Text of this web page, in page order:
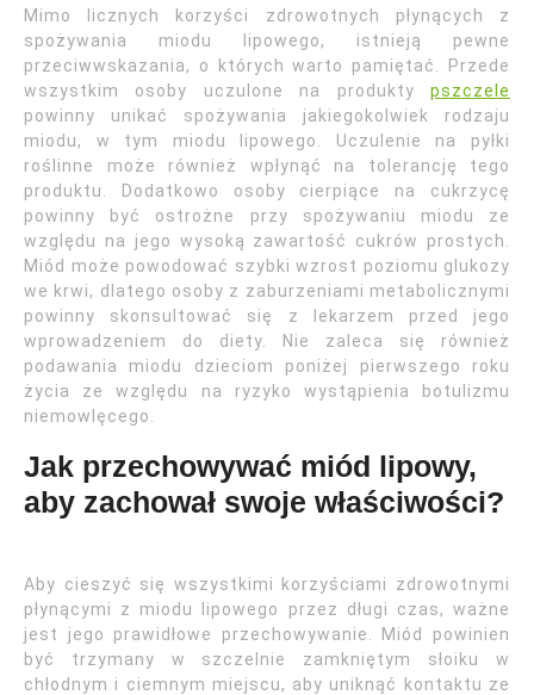
Mimo licznych korzyści zdrowotnych płynących z
spożywania miodu lipowego, istnieją pewne
przeciwwskazania, o których warto pamiętać. Przede
wszystkim osoby uczulone na produkty pszczele
powinny unikać spożywania jakiegokolwiek rodzaju
miodu, w tym miodu lipowego. Uczulenie na pyłki
roślinne może również wpłynąć na tolerancję tego
produktu. Dodatkowo osoby cierpiące na cukrzycę
powinny być ostrożne przy spożywaniu miodu ze
względu na jego wysoką zawartość cukrów prostych.
Miód może powodować szybki wzrost poziomu glukozy
we krwi, dlatego osoby z zaburzeniami metabolicznymi
powinny skonsultować się z lekarzem przed jego
wprowadzeniem do diety. Nie zaleca się również
podawania miodu dzieciom poniżej pierwszego roku
życia ze względu na ryzyko wystąpienia botulizmu
niemowlęcego.
Jak przechowywać miód lipowy,
aby zachował swoje właściwości?
Aby cieszyć się wszystkimi korzyściami zdrowotnymi
płynącymi z miodu lipowego przez długi czas, ważne
jest jego prawidłowe przechowywanie. Miód powinien
być trzymany w szczelnie zamkniętym słoiku w
chłodnym i ciemnym miejscu, aby uniknąć kontaktu ze